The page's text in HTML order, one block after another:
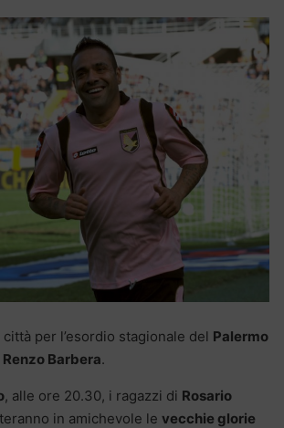
città per l’esordio stagionale del Palermo
Renzo Barbera.
, alle ore 20.30, i ragazzi di Rosario
in amichevole le vecchie glorie